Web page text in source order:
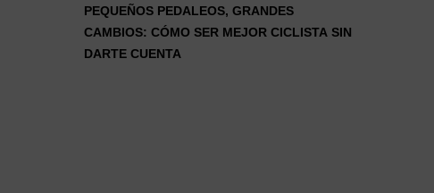
PEQUEÑOS PEDALEOS, GRANDES
CAMBIOS: CÓMO SER MEJOR CICLISTA SIN
DARTE CUENTA